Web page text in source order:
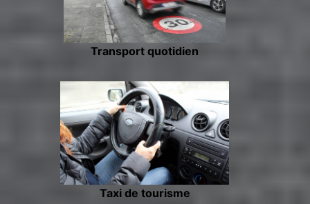
Transport quotidien
Taxi de tourisme